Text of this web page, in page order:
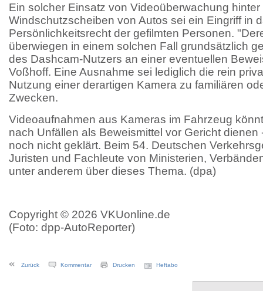
Ein solcher Einsatz von Videoüberwachung hinter
Windschutzscheiben von Autos sei ein Eingriff in
Persönlichkeitsrecht der gefilmten Personen.
überwiegen in einem solchen Fall grundsätzlich
des Dashcam-Nutzers an einer eventuellen
Voßhoff. Eine Ausnahme sei lediglich die rein
Nutzung einer derartigen Kamera zu familiären
Zwecken.
Videoaufnahmen aus Kameras im Fahrzeug
nach Unfällen als Beweismittel vor Gericht dienen
noch nicht geklärt. Beim 54. Deutschen
Juristen und Fachleute von Ministerien,
unter anderem über dieses Thema. (dpa)
Copyright © 2026 VKUonline.de
(Foto: dpp-AutoReporter)
Zurück Kommentar Drucken Heftabo